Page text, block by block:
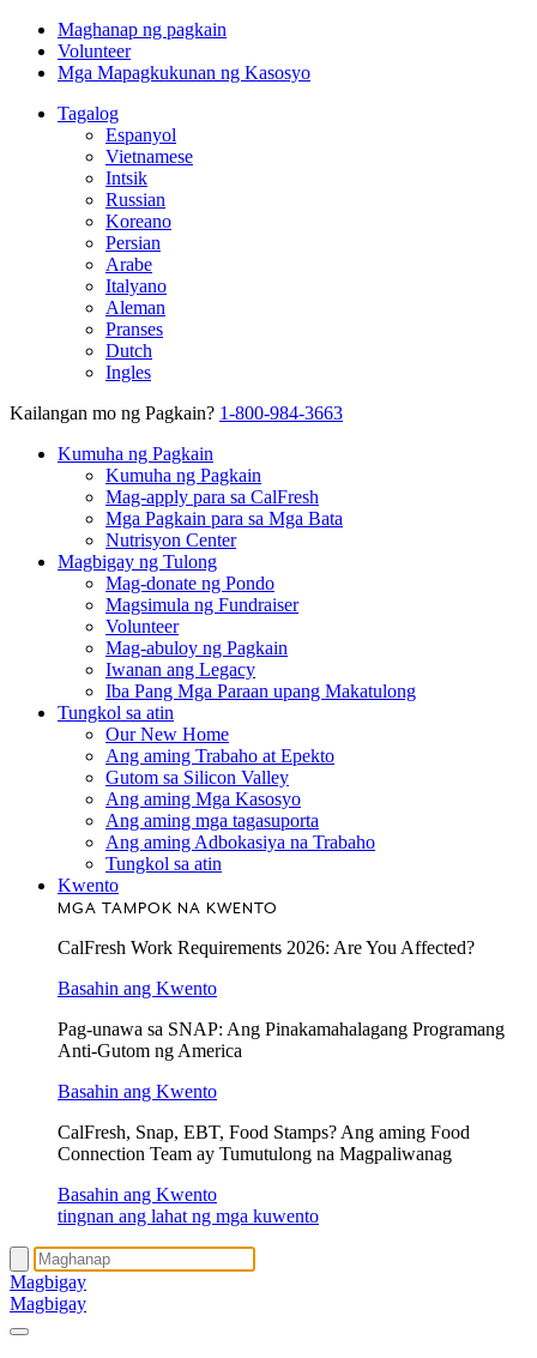
Maghanap ng pagkain
Volunteer
Mga Mapagkukunan ng Kasosyo
Tagalog
Espanyol
Vietnamese
Intsik
Russian
Koreano
Persian
Arabe
Italyano
Aleman
Pranses
Dutch
Ingles
Kailangan mo ng Pagkain? 1-800-984-3663
Kumuha ng Pagkain
Kumuha ng Pagkain
Mag-apply para sa CalFresh
Mga Pagkain para sa Mga Bata
Nutrisyon Center
Magbigay ng Tulong
Mag-donate ng Pondo
Magsimula ng Fundraiser
Volunteer
Mag-abuloy ng Pagkain
Iwanan ang Legacy
Iba Pang Mga Paraan upang Makatulong
Tungkol sa atin
Our New Home
Ang aming Trabaho at Epekto
Gutom sa Silicon Valley
Ang aming Mga Kasosyo
Ang aming mga tagasuporta
Ang aming Adbokasiya na Trabaho
Tungkol sa atin
Kwento
MGA TAMPOK NA KWENTO
CalFresh Work Requirements 2026: Are You Affected?
Basahin ang Kwento
Pag-unawa sa SNAP: Ang Pinakamahalagang Programang
Anti-Gutom ng America
Basahin ang Kwento
CalFresh, Snap, EBT, Food Stamps? Ang aming Food
Connection Team ay Tumutulong na Magpaliwanag
Basahin ang Kwento
tingnan ang lahat ng mga kuwento
Magbigay
Magbigay